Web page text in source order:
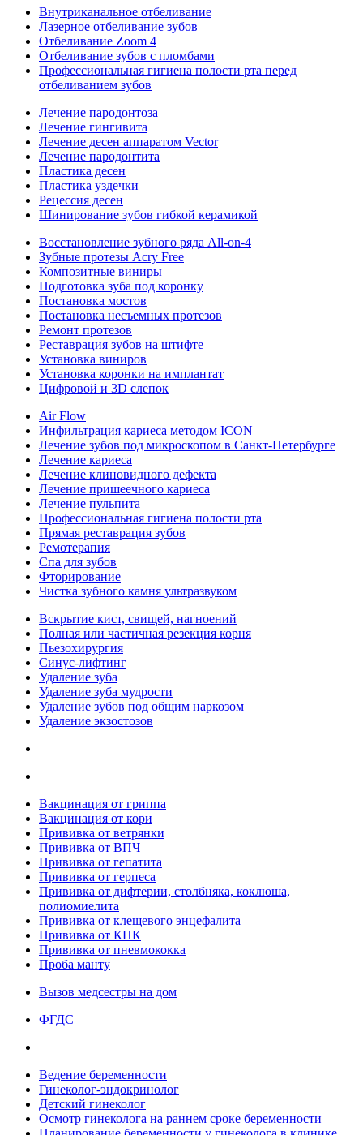
Внутриканальное отбеливание
Лазерное отбеливание зубов
Отбеливание Zoom 4
Отбеливание зубов с пломбами
Профессиональная гигиена полости рта перед
отбеливанием зубов
Лечение пародонтоза
Лечение гингивита
Лечение десен аппаратом Vector
Лечение пародонтита
Пластика десен
Пластика уздечки
Рецессия десен
Шинирование зубов гибкой керамикой
Восстановление зубного ряда All‑on‑4
Зубные протезы Acry Free
Композитные виниры
Подготовка зуба под коронку
Постановка мостов
Постановка несъемных протезов
Ремонт протезов
Реставрация зубов на штифте
Установка виниров
Установка коронки на имплантат
Цифровой и 3D слепок
Air Flow
Инфильтрация кариеса методом ICON
Лечение зубов под микроскопом в Санкт-Петербурге
Лечение кариеса
Лечение клиновидного дефекта
Лечение пришеечного кариеса
Лечение пульпита
Профессиональная гигиена полости рта
Прямая реставрация зубов
Ремотерапия
Спа для зубов
Фторирование
Чистка зубного камня ультразвуком
Вскрытие кист, свищей, нагноений
Полная или частичная резекция корня
Пьезохирургия
Синус-лифтинг
Удаление зуба
Удаление зуба мудрости
Удаление зубов под общим наркозом
Удаление экзостозов
Вакцинация от гриппа
Вакцинация от кори
Прививка от ветрянки
Прививка от ВПЧ
Прививка от гепатита
Прививка от герпеса
Прививка от дифтерии, столбняка, коклюша,
полиомиелита
Прививка от клещевого энцефалита
Прививка от КПК
Прививка от пневмококка
Проба манту
Вызов медсестры на дом
ФГДС
Ведение беременности
Гинеколог-эндокринолог
Детский гинеколог
Осмотр гинеколога на раннем сроке беременности